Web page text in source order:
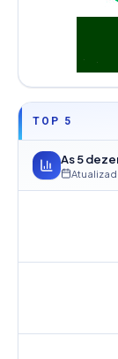
TOP 5
As 5